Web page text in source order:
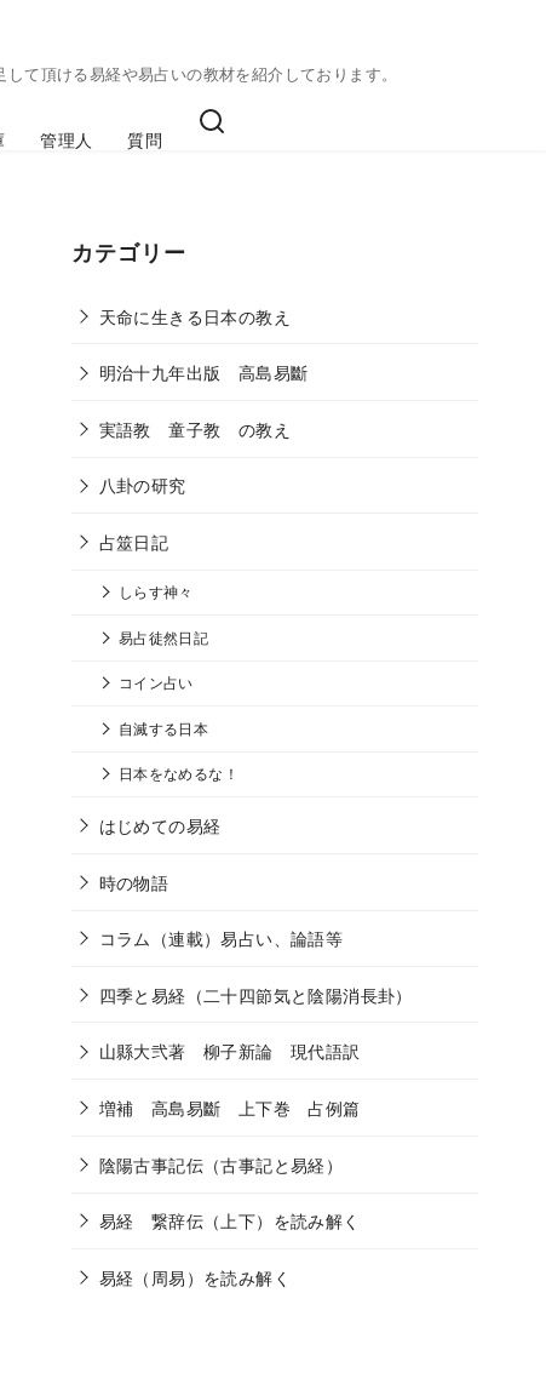
て頂ける易経や易占いの教材を紹介しております。
管理人 質問
カテゴリー
天命に生きる日本の教え
明治十九年出版 高島易斷
実語教 童子教 の教え
八卦の研究
占筮日記
しらす神々
易占徒然日記
コイン占い
自滅する日本
日本をなめるな！
はじめての易経
時の物語
コラム（連載）易占い、論語等
四季と易経（二十四節気と陰陽消長卦）
山縣大弐著 柳子新論 現代語訳
増補 高島易斷 上下巻 占例篇
陰陽古事記伝（古事記と易経）
易経 繋辞伝（上下）を読み解く
易経（周易）を読み解く